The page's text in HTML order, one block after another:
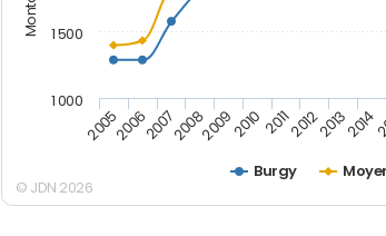
Burgy
200520062007200820092010 2011201220132014
1 000
1 500
© JDN 2026